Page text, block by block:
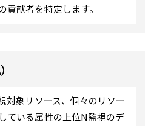
貢献者を特定します。
対象リソース、個々のリソー
ている属性の上位N監視のデ